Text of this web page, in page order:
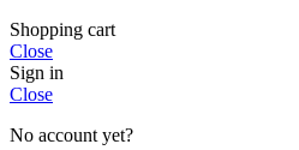
Shopping cart
Close
Sign in
Close
No account yet?